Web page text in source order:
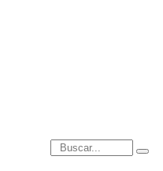
Introduce términos de